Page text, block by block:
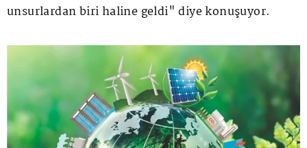
unsurlardan biri haline geldi" diye konuşuyor.